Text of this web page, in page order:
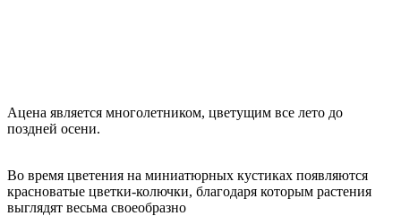
Ацена является многолетником, цветущим все лето до
поздней осени.
Во время цветения на миниатюрных кустиках появляются
красноватые цветки-колючки, благодаря которым растения
выглядят весьма своеобразно